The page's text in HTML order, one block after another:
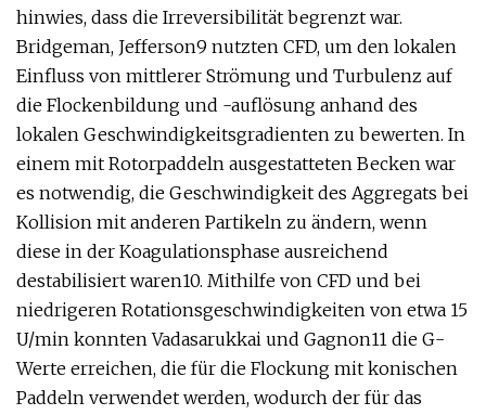
hinwies, dass die Irreversibilität begrenzt war.
Bridgeman, Jefferson9 nutzten CFD, um den lokalen
Einfluss von mittlerer Strömung und Turbulenz auf
die Flockenbildung und -auflösung anhand des
lokalen Geschwindigkeitsgradienten zu bewerten. In
einem mit Rotorpaddeln ausgestatteten Becken war
es notwendig, die Geschwindigkeit des Aggregats bei
Kollision mit anderen Partikeln zu ändern, wenn
diese in der Koagulationsphase ausreichend
destabilisiert waren10. Mithilfe von CFD und bei
niedrigeren Rotationsgeschwindigkeiten von etwa 15
U/min konnten Vadasarukkai und Gagnon11 die G-
Werte erreichen, die für die Flockung mit konischen
Paddeln verwendet werden, wodurch der für das